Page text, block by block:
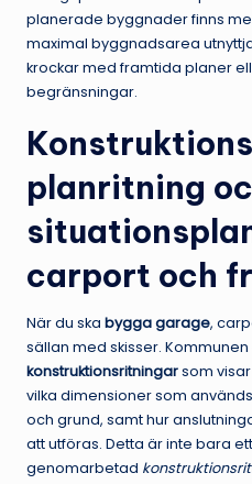
planerade byggnader finns
maximal byggnadsarea
krockar med framtida planer
begränsningar.
planritning
carport och
När du ska bygga garage,
sällan med skisser.
konstruktionsritningarsom
vilka dimensioner som
och grund, samt hur
att utföras. Detta är inte bara
genomarbetad